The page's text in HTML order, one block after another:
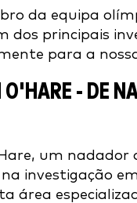
da equipa
dos principais
para a
O'HARE - DE
um nadador
investigação
área